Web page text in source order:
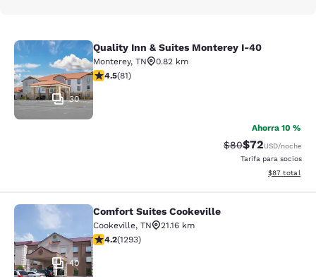
Quality Inn & Suites Monterey I-40
30
Quality Inn & Suites Monterey I-40
Monterey, TN
0.82 km
calificación de 4.47 estrellas. Excelente. 81 reseñas
4.5(81)
Ahorra 10 %
Precio tachado:
$80Precio con
$72USD/noche
Tarifa para socios
Ver detalles
$87 total
Comfort Suites Cookeville
40
Comfort Suites Cookeville
Cookeville, TN
21.16 km
calificación de 4.17 estrellas. Muy bueno. 1293 reseñas
4.2(1293)